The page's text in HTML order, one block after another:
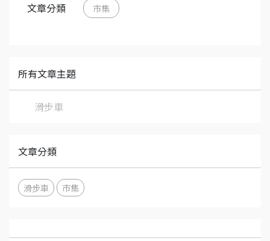
文章分類 市集
所有文章主題
滑步車
文章分類
滑步車 市集